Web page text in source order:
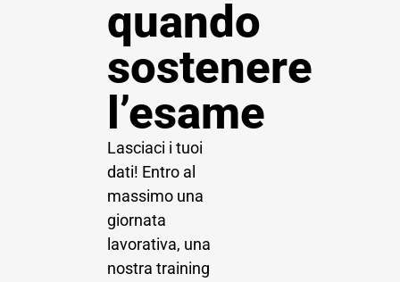
quando
sostenere
l’esame
Lasciaci i tuoi
dati! Entro al
massimo una
giornata
lavorativa, una
nostra training